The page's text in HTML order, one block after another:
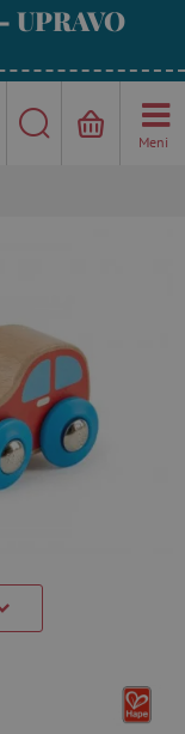
UPRAVO
Meni